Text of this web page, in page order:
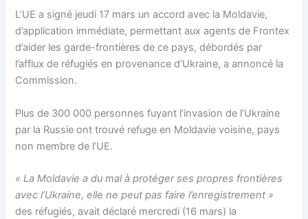
L’UE a signé jeudi 17 mars un accord avec la Moldavie,
d’application immédiate, permettant aux agents de Frontex
d’aider les garde-frontières de ce pays, débordés par
l’afflux de réfugiés en provenance d’Ukraine, a annoncé la
Commission.
Plus de 300 000 personnes fuyant l’invasion de l’Ukraine
par la Russie ont trouvé refuge en Moldavie voisine, pays
non membre de l’UE.
« La Moldavie a du mal à protéger ses propres frontières
avec l’Ukraine, elle ne peut pas faire l’enregistrement »
des réfugiés, avait déclaré mercredi (16 mars) la